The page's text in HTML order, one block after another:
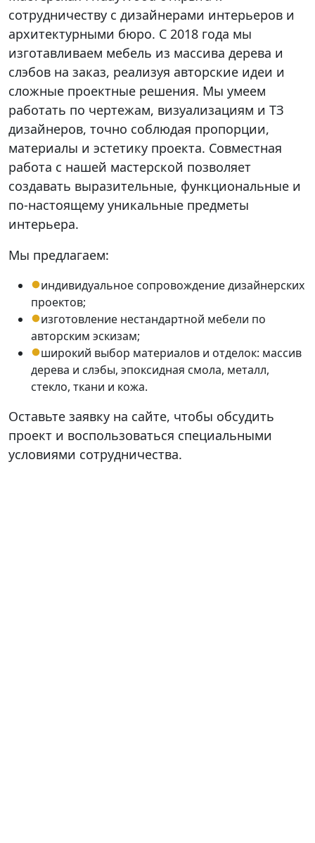
сотрудничеству с дизайнерами интерьеров и
архитектурными бюро. С 2018 года мы
изготавливаем мебель из массива дерева и
слэбов на заказ, реализуя авторские идеи и
сложные проектные решения. Мы умеем
работать по чертежам, визуализациям и ТЗ
дизайнеров, точно соблюдая пропорции,
материалы и эстетику проекта. Совместная
работа с нашей мастерской позволяет
создавать выразительные, функциональные и
по-настоящему уникальные предметы
интерьера.
Мы предлагаем:
индивидуальное сопровождение дизайнерских
проектов;
изготовление нестандартной мебели по
авторским эскизам;
широкий выбор материалов и отделок: массив
дерева и слэбы, эпоксидная смола, металл,
стекло, ткани и кожа.
Оставьте заявку на сайте, чтобы обсудить
проект и воспользоваться специальными
условиями сотрудничества.